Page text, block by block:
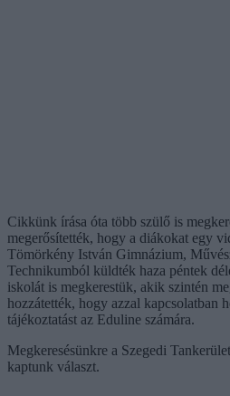
Cikkünk írása óta több szülő is
megerősítették, hogy a diákokat egy
Tömörkény István Gimnázium,
Technikumból küldték haza péntek
iskolát is megkerestük, akik szintén
hozzátették, hogy azzal kapcsolatban
tájékoztatást az Eduline számára.
Megkeresésünkre a Szegedi
kaptunk választ.